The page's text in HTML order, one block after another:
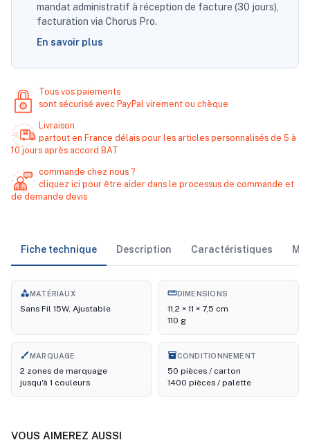
mandat administratif à réception de facture (30 jours),
facturation via Chorus Pro.
En savoir plus
Tous vos paiements
sont sécurisé avec PayPal virement ou chèque
Livraison
partout en France délais pour les articles personnalisés de 5 à
10 jours après accord BAT
commande chez nous ?
cliquez ici pour être aider dans le processus de commande et
de demande devis
Fiche technique Description Caractéristiques
categoryMATÉRIAUX
Sans Fil 15W, Ajustable
straightenDIMENSIONS
11,2 × 11 × 7,5 cm
110 g
brushMARQUAGE
2 zones de marquage
jusqu'à 1 couleurs
inventory_2
CONDITIONNEMENT
50 pièces / carton
1400 pièces / palette
VOUS AIMEREZ AUSSI